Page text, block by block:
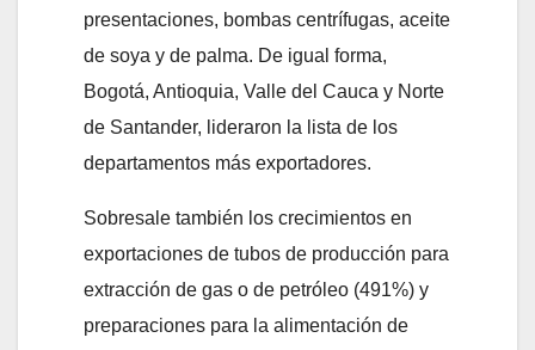
presentaciones, bombas centrífugas, aceite
de soya y de palma. De igual forma,
Bogotá, Antioquia, Valle del Cauca y Norte
de Santander, lideraron la lista de los
departamentos más exportadores.
Sobresale también los crecimientos en
exportaciones de tubos de producción para
extracción de gas o de petróleo (491%) y
preparaciones para la alimentación de